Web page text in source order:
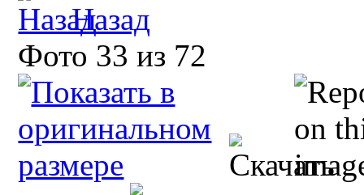
Назад
Фото 33 из 72